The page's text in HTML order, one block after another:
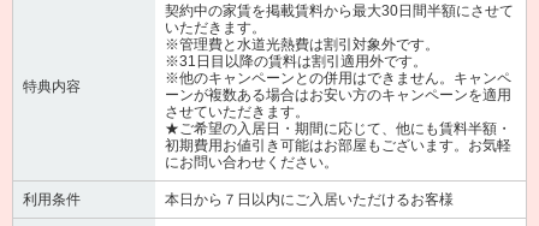
特典内容
契約中の家賃を掲載賃料から最大30日間半額にさせて
いただきます。
※管理費と水道光熱費は割引対象外です。
※31日目以降の賃料は割引適用外です。
※他のキャンペーンとの併用はできません。キャンペ
ーンが複数ある場合はお安い方のキャンペーンを適用
させていただきます。
★ご希望の入居日・期間に応じて、他にも賃料半額・
初期費用お値引き可能はお部屋もございます。お気軽
にお問い合わせください。
利用条件 本日から７日以内にご入居いただけるお客様